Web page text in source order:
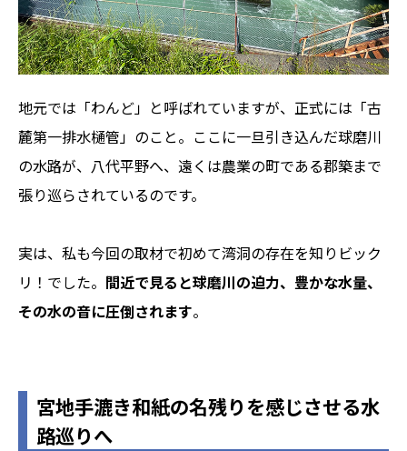
地元では「わんど」と呼ばれていますが、正式には「古
麓第一排水樋管」のこと。ここに一旦引き込んだ球磨川
の水路が、八代平野へ、遠くは農業の町である郡築まで
張り巡らされているのです。
実は、私も今回の取材で初めて湾洞の存在を知りビック
リ！でした。 間近で見ると球磨川の迫力、豊かな水量、
その水の音に圧倒されます。
宮地手漉き和紙の名残りを感じさせる水
路巡りへ